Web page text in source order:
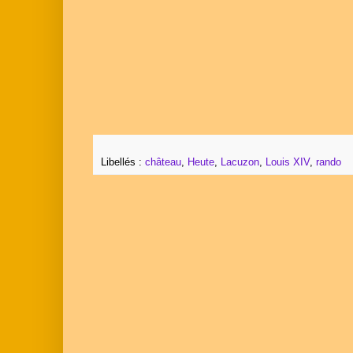
Libellés : château, Heute, Lacuzon, Louis XIV, rando